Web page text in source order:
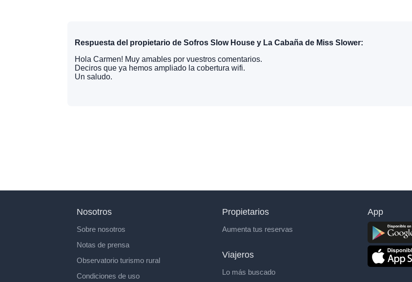
Respuesta del propietario de Sofros Slow House y La Cabaña de Miss Slower:
Hola Carmen! Muy amables por vuestros comentarios.
Deciros que ya hemos ampliado la cobertura wifi.
Un saludo.
Nosotros
Sobre nosotros
Notas de prensa
Observatorio turismo rural
Condiciones de uso
Propietarios
Aumenta tus reservas
Viajeros
Lo más buscado
App